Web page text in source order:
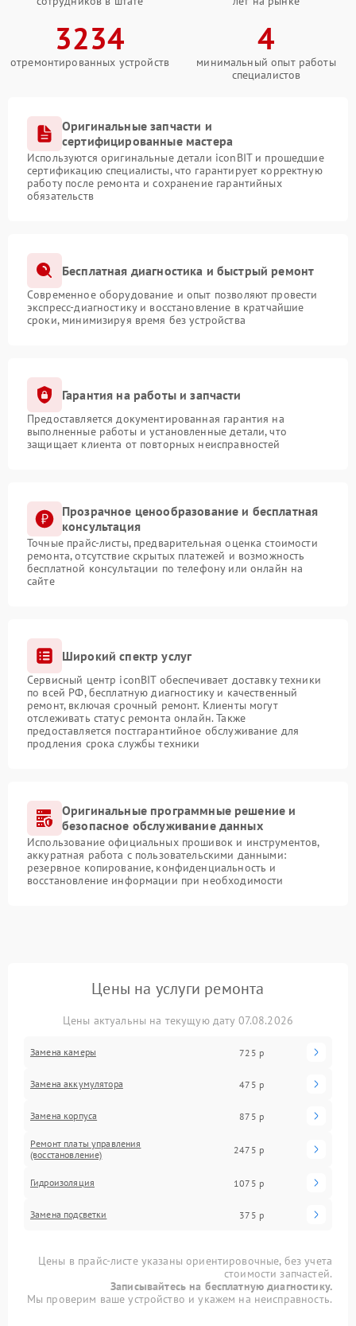
3234
отремонтированных устройств
4
минимальный опыт работы
специалистов
Оригинальные запчасти и
сертифицированные мастера
Используются оригинальные детали iconBIT и прошедшие
сертификацию специалисты, что гарантирует корректную
работу после ремонта и сохранение гарантийных
обязательств
Бесплатная диагностика и быстрый ремонт
Современное оборудование и опыт позволяют провести
экспресс-диагностику и восстановление в кратчайшие
сроки, минимизируя время без устройства
Гарантия на работы и запчасти
Предоставляется документированная гарантия на
выполненные работы и установленные детали, что
защищает клиента от повторных неисправностей
Прозрачное ценообразование и бесплатная
консультация
Точные прайс-листы, предварительная оценка стоимости
ремонта, отсутствие скрытых платежей и возможность
бесплатной консультации по телефону или онлайн на
сайте
Широкий спектр услуг
Сервисный центр iconBIT обеспечивает доставку техники
по всей РФ, бесплатную диагностику и качественный
ремонт, включая срочный ремонт. Клиенты могут
отслеживать статус ремонта онлайн. Также
предоставляется постгарантийное обслуживание для
продления срока службы техники
Оригинальные программные решение и
безопасное обслуживание данных
Использование официальных прошивок и инструментов,
аккуратная работа с пользовательскими данными:
резервное копирование, конфиденциальность и
восстановление информации при необходимости
Цены на услуги ремонта
Цены актуальны на текущую дату 07.08.2026
Замена камеры 725 р
Замена аккумулятора 475 р
Замена корпуса 875 р
Ремонт платы управления
(восстановление)
2475 р
Гидроизоляция 1075 р
Замена подсветки 375 р
Цены в прайс-листе указаны ориентировочные, без учета
стоимости запчастей.
Записывайтесь на бесплатную диагностику.
Мы проверим ваше устройство и укажем на неисправность.